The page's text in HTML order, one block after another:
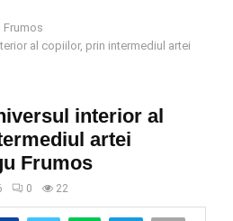
Frumos
al copiilor, prin intermediul artei
interior al
artei
Frumos
0 22